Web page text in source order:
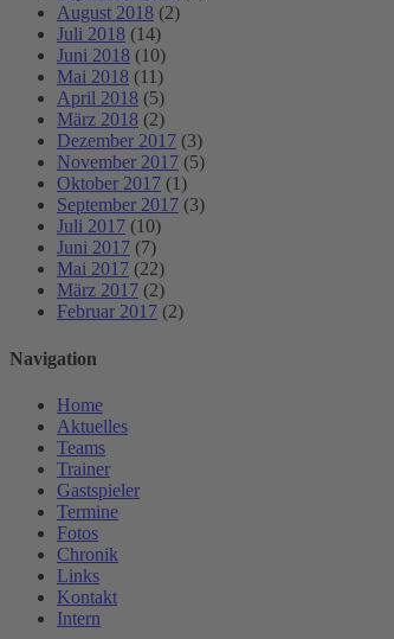
August 2018 (2)
Juli 2018 (14)
Juni 2018 (10)
Mai 2018 (11)
April 2018 (5)
März 2018 (2)
Dezember 2017 (3)
November 2017 (5)
Oktober 2017 (1)
September 2017 (3)
Juli 2017 (10)
Juni 2017 (7)
Mai 2017 (22)
März 2017 (2)
Februar 2017 (2)
Navigation
Home
Aktuelles
Teams
Trainer
Gastspieler
Termine
Fotos
Chronik
Links
Kontakt
Intern